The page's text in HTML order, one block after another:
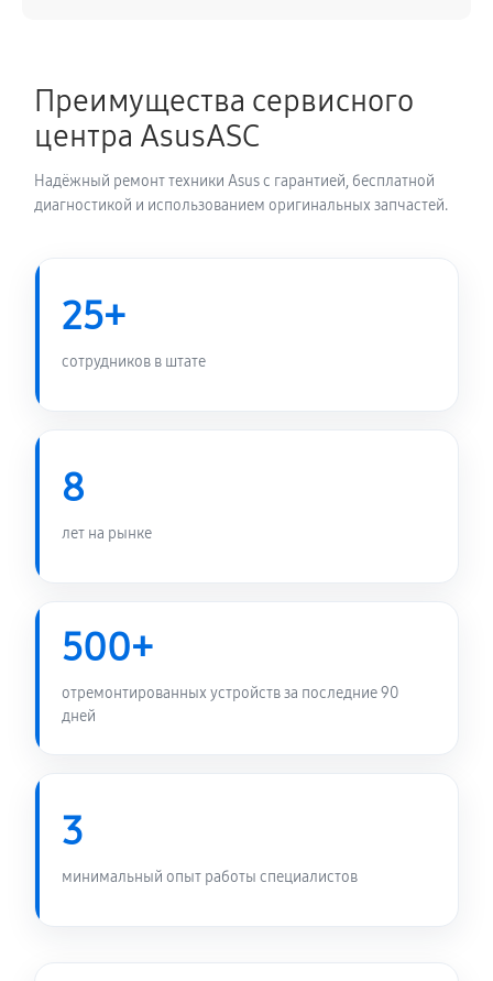
Замена звуковой платы
630 руб
Преимущества сервисного
центра AsusASC
Надёжный ремонт техники Asus с гарантией, бесплатной
диагностикой и использованием оригинальных запчастей.
25+
сотрудников в штате
8
лет на рынке
500+
отремонтированных устройств за последние 90
дней
3
минимальный опыт работы специалистов